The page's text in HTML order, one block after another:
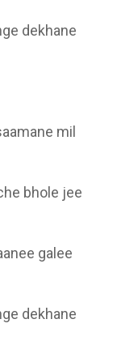
dekhane
mil
bhole jee
galee
dekhane